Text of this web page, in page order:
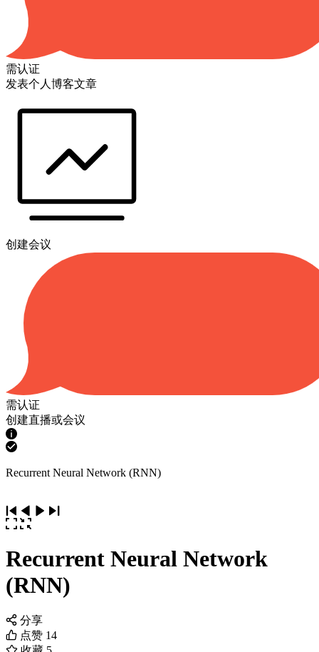
需认证
发表个人博客文章
创建会议
需认证
创建直播或会议
Recurrent Neural Network (RNN)
Recurrent Neural Network
(RNN)
分享
点赞 14